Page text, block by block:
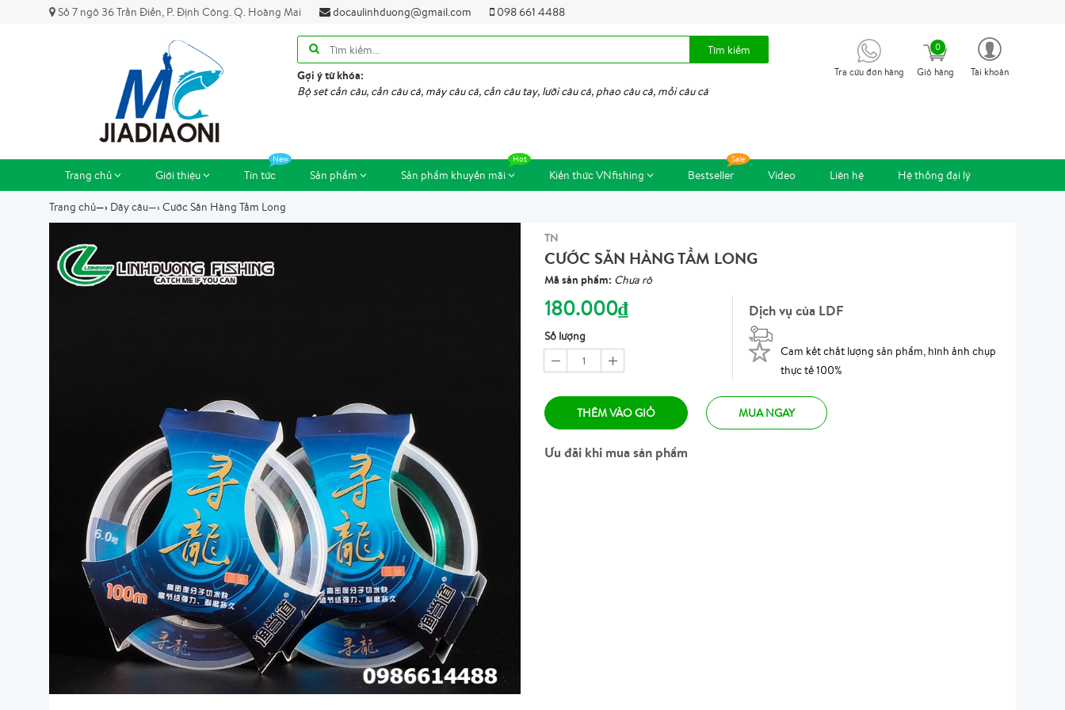
Số 7 ngõ 36 Trần Điền, P. Định Công. Q. Hoàng Mai docaulinhduong@gmail.com 098 661 4488
Tìm kiếm
Gợi ý từ khóa:
Bộ set cần câu, cần câu cá, máy câu cá, cần câu tay, lưỡi câu cá, phao câu cá, mồi câu cá
Tra cứu đơn hàng Giỏ hàng
0
Tài khoản
Trang chủ Giới thiệu Tin tức Sản phẩm Sản phẩm khuyến mãi Kiến thức VNfishing Bestseller Video Liên hệ Hệ thống đại lý
Trang chủ—› Dây câu—› Cước Săn Hàng Tầm Long
TN
CƯỚC SĂN HÀNG TẦM LONG
Mã sản phẩm: Chưa rõ
180.000₫
Số lượng
1
Dịch vụ của LDF
Cam kết chất lượng sản phẩm, hình ảnh chụp
thực tế 100%
THÊM VÀO GIỎ MUA NGAY
Ưu đãi khi mua sản phẩm